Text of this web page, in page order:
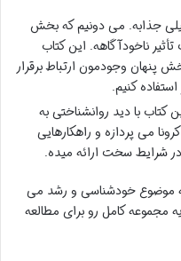
جذابه. می دونیم که بخش
ناخودآگاهه. این کتاب
وجودمون ارتباط برقرار
کنیم.
کتاب با دید روانشناختی به
می پردازه و راهکارهایی
شرایط سخت ارائه میده.
موضوع خودشناسی و رشد می
مجموعه کامل رو برای مطالعه